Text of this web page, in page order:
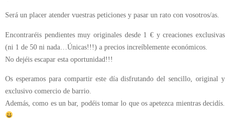
Será un placer atender vuestras peticiones y pasar un rato con vosotros/as.
Encontraréis pendientes muy originales desde 1 € y creaciones exclusivas
(ni 1 de 50 ni nada…Únicas!!!) a precios increíblemente económicos.
No dejéis escapar esta oportunidad!!!
Os esperamos para compartir este día disfrutando del sencillo, original y
exclusivo comercio de barrio.
Además, como es un bar, podéis tomar lo que os apetezca mientras decidís.